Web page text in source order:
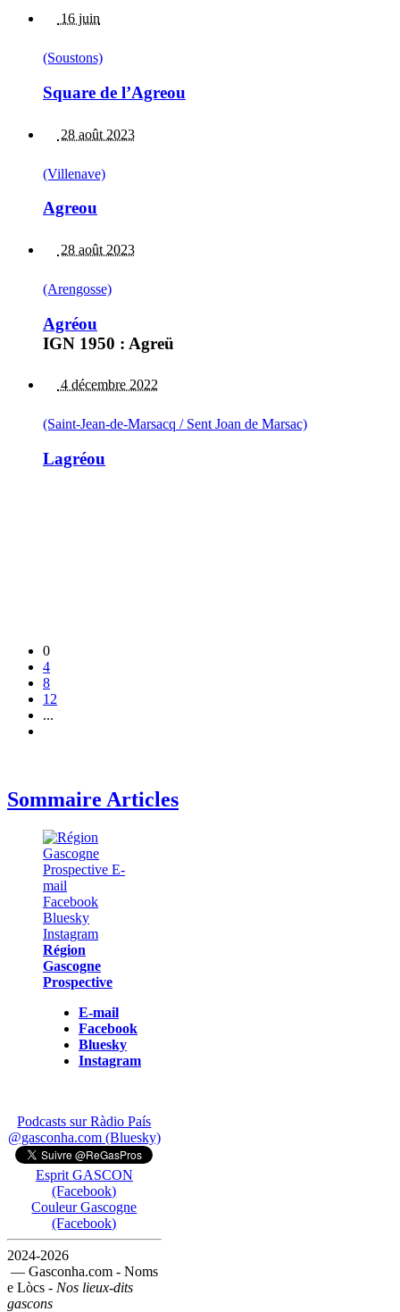
16 juin
(Soustons)
Square de l’Agreou
28 août 2023
(Villenave)
Agreou
28 août 2023
(Arengosse)
Agréou
IGN 1950 : Agreü
4 décembre 2022
(Saint-Jean-de-Marsacq / Sent Joan de Marsac)
Lagréou
0
4
8
12
...
Sommaire Articles
Région
Gascogne
Prospective
E-mail
Facebook
Bluesky
Instagram
Podcasts sur Ràdio País
@gasconha.com (Bluesky)
Esprit GASCON
(Facebook)
Couleur Gascogne
(Facebook)
2024-2026
— Gasconha.com - Noms
e Lòcs - Nos lieux-dits
gascons